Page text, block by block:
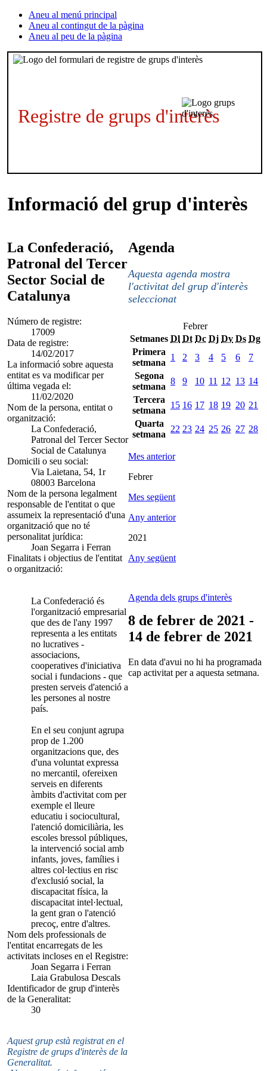
Aneu al menú principal
Aneu al contingut de la pàgina
Aneu al peu de la pàgina
Registre de grups d'interès
Informació del grup d'interès
La Confederació,
Patronal del Tercer
Sector Social de
Catalunya
Número de registre:
17009
Data de registre:
14/02/2017
La informació sobre aquesta
entitat es va modificar per
última vegada el:
11/02/2020
Nom de la persona, entitat o
organització:
La Confederació,
Patronal del Tercer Sector
Social de Catalunya
Domicili o seu social:
Via Laietana, 54, 1r
08003 Barcelona
Nom de la persona legalment
responsable de l'entitat o que
assumeix la representació d'una
organització que no té
personalitat jurídica:
Joan Segarra i Ferran
Finalitats i objectius de l'entitat
o organització:
La Confederació és
l'organització empresarial
que des de l'any 1997
representa a les entitats
no lucratives -
associacions,
cooperatives d'iniciativa
social i fundacions - que
presten serveis d'atenció a
les persones al nostre
país.
En el seu conjunt agrupa
prop de 1.200
organitzacions que, des
d'una voluntat expressa
no mercantil, ofereixen
serveis en diferents
àmbits d'activitat com per
exemple el lleure
educatiu i sociocultural,
l'atenció domiciliària, les
escoles bressol públiques,
la intervenció social amb
infants, joves, famílies i
altres col·lectius en risc
d'exclusió social, la
discapacitat física, la
discapacitat intel·lectual,
la gent gran o l'atenció
precoç, entre d'altres.
Nom dels professionals de
l'entitat encarregats de les
activitats incloses en el Registre:
Joan Segarra i Ferran
Laia Grabulosa Descals
Identificador de grup d'interès
de la Generalitat:
30
Aquest grup està registrat en el
Registre de grups d'interès de la
Generalitat.
Agenda
Aquesta agenda mostra
l'activitat del grup d'interès
seleccionat
Febrer
Setmanes Dl Dt Dc Dj Dv Ds Dg
Primera
setmana
1 2 3 4 5 6
7
Segona
setmana
8 9 10 11 12 13 14
Tercera
setmana
15 16 17 18 19 20 21
Quarta
setmana
22 23 24 25 26 27 28
Mes anterior
Febrer
Mes següent
Any anterior
2021
Any següent
Agenda dels grups d'interès
8 de febrer de 2021 -
14 de febrer de 2021
En data d'avui no hi ha programada
cap activitat per a aquesta setmana.